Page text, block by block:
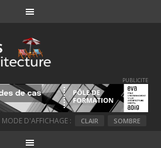
PUBLICITE
MODE D'AFFICHAGE : CLAIR SOMBRE